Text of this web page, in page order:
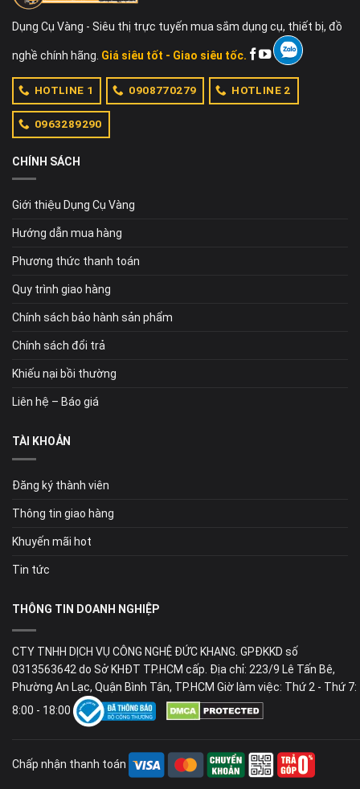
Dụng Cụ Vàng - Siêu thị trực tuyến mua sắm dụng cụ, thiết bị, đồ
nghề chính hãng. Giá siêu tốt - Giao siêu tốc.
HOTLINE 1 0908770279 HOTLINE 2
0963289290
CHÍNH SÁCH
Giới thiệu Dụng Cụ Vàng
Hướng dẫn mua hàng
Phương thức thanh toán
Quy trình giao hàng
Chính sách bảo hành sản phẩm
Chính sách đổi trả
Khiếu nại bồi thường
Liên hệ – Báo giá
TÀI KHOẢN
Đăng ký thành viên
Thông tin giao hàng
Khuyến mãi hot
Tin tức
THÔNG TIN DOANH NGHIỆP
CTY TNHH DỊCH VỤ CÔNG NGHỆ ĐỨC KHANG. GPĐKKD số
0313563642 do Sở KHĐT TP.HCM cấp. Địa chỉ: 223/9 Lê Tấn Bê,
Phường An Lạc, Quận Bình Tân, TP.HCM Giờ làm việc: Thứ 2 - Thứ 7:
8:00 - 18:00
Chấp nhận thanh toán